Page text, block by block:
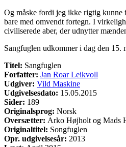
Og måske fordi jeg ikke rigtig kunne
bare med omvendt fortegn. I
civiliserede aber, der udnytter
Sangfuglen udkommer i dag den 15.
Titel: Sangfuglen
Forfatter: Jan Roar Leikvoll
Udgiver: Vild Maskine
Udgivelsesdato: 15.05.2015
Sider: 189
Originalsprog: Norsk
Oversætter: Arko Højholt og Mads
Originaltitel: Songfuglen
Opr. udgivelsesår: 2013